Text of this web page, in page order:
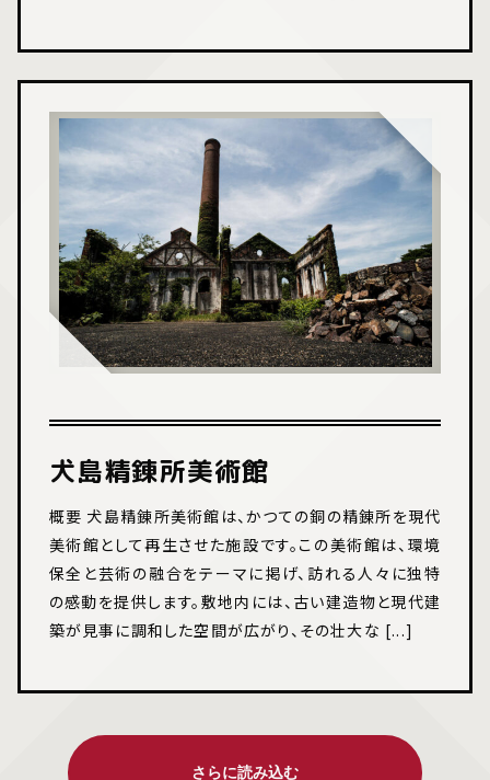
犬島精錬所美術館
概要 犬島精錬所美術館は、かつての銅の精錬所を現代
美術館として再生させた施設です。この美術館は、環境
保全と芸術の融合をテーマに掲げ、訪れる人々に独特
の感動を提供します。敷地内には、古い建造物と現代建
築が見事に調和した空間が広がり、その壮大な [...]